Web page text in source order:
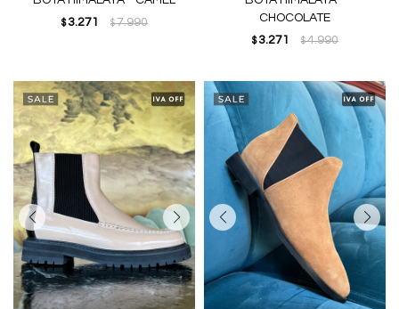
$ 3.271 $7.990
CHOCOLATE
$ 3.271 $4.990